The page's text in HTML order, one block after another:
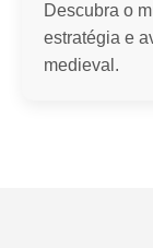
Descubra o
estratégia e
medieval.